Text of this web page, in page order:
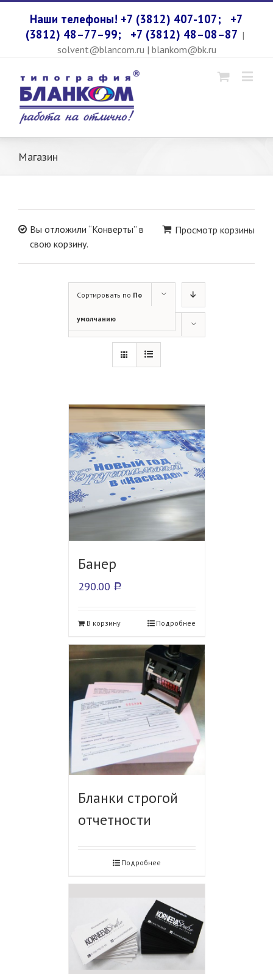
Наши телефоны! +7 (3812) 407-107; +7
(3812) 48–77–99; +7 (3812) 48–08–87 |
solvent@blancom.ru | blankom@bk.ru
Магазин
Просмотр корзины
Вы отложили “Конверты” в
свою корзину.
Сортировать по По
умолчанию
Показать
Банер
290.00 Р
В корзину Подробнее
Бланки строгой
отчетности
Подробнее